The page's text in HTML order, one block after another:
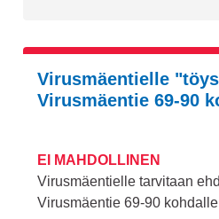
Virusmäentielle
Virusmäentie 69-90
EI MAHDOLLINEN
Virusmäentielle tarvitaan
Virusmäentie 69-90